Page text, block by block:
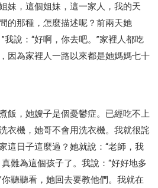
妹，這個姐妹，這一家人，我的天
的那種，怎麼描述呢？前兩天她
我說：“好啊，你去吧。”家裡人都吃
因為家裡人一路以來都是她媽媽七十
飯，她嫂子是個憂鬱症。已經吃不上
衣機，她哥不會用洗衣機。我就很詫
這日子這麼過？她就說：“老師，我
難為這個孩子了。我說：“好好地多
聽聽看，她回去要教他們。我就在